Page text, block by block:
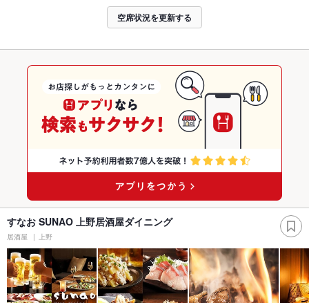
空席状況を更新する
すなお SUNAO 上野居酒屋ダイニング
居酒屋 上野